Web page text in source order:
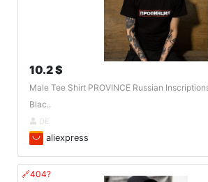
10.2 $
Male Tee Shirt PROVINCE Russian
Blac..
DE
aliexpress
🔗404?